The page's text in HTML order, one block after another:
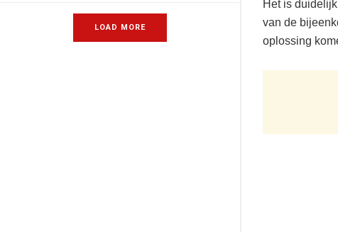
LOAD MORE
Het is
van de
oplossing